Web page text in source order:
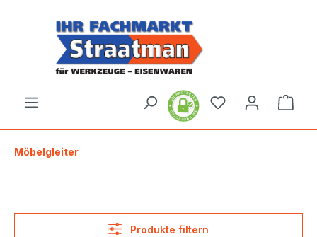
Möbelgleiter
Produkte filtern